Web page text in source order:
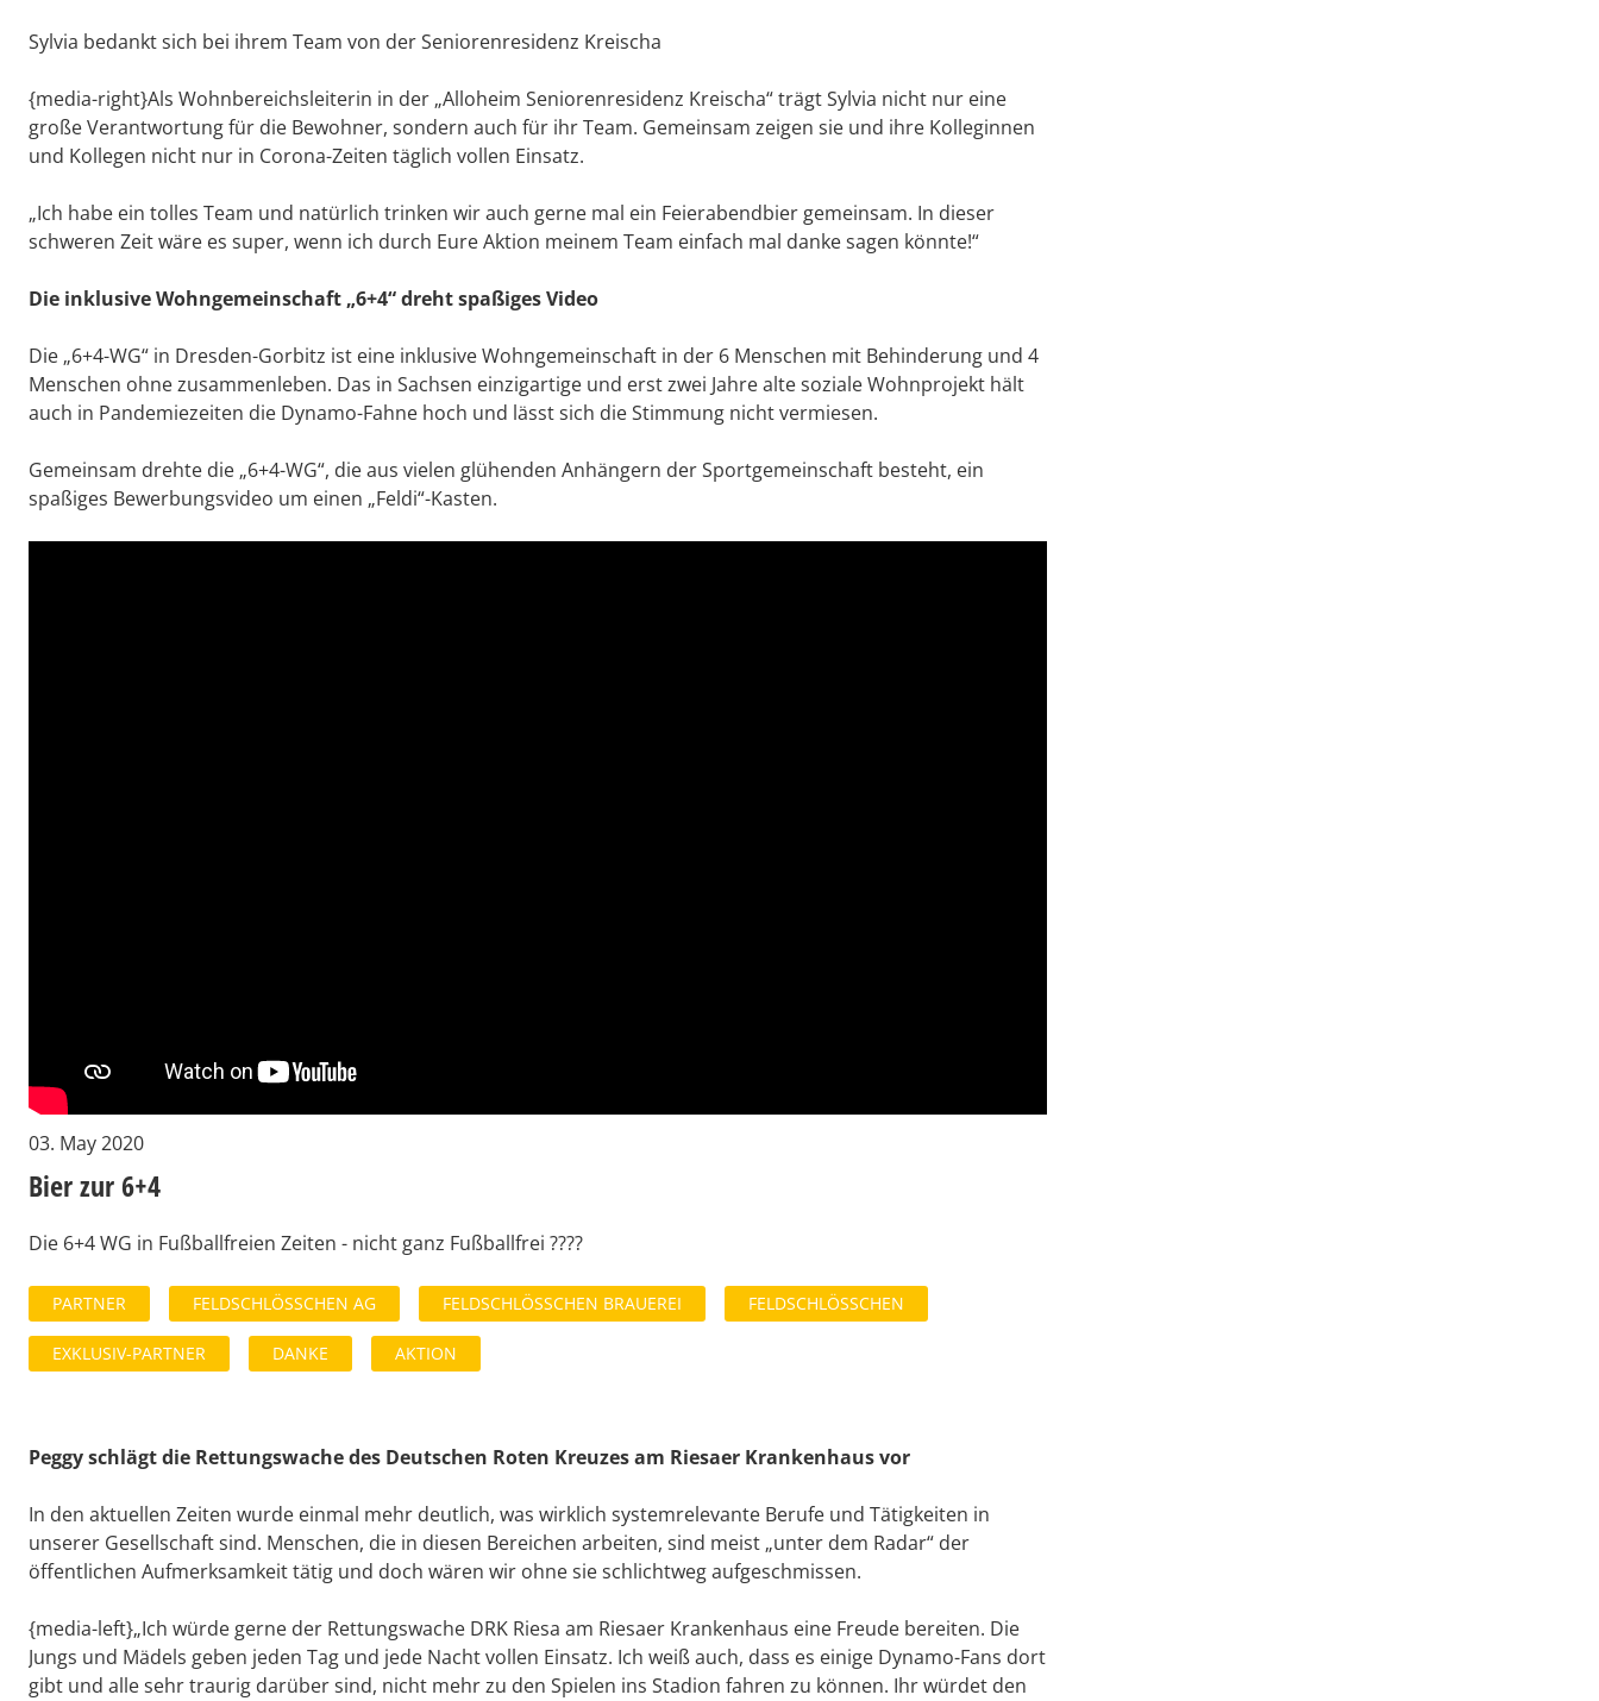
Sylvia bedankt sich bei ihrem Team von der Seniorenresidenz Kreischa
{media-right}Als Wohnbereichsleiterin in der „Alloheim Seniorenresidenz Kreischa“ trägt Sylvia nicht nur eine
große Verantwortung für die Bewohner, sondern auch für ihr Team. Gemeinsam zeigen sie und ihre Kolleginnen
und Kollegen nicht nur in Corona-Zeiten täglich vollen Einsatz.
„Ich habe ein tolles Team und natürlich trinken wir auch gerne mal ein Feierabendbier gemeinsam. In dieser
schweren Zeit wäre es super, wenn ich durch Eure Aktion meinem Team einfach mal danke sagen könnte!“
Die inklusive Wohngemeinschaft „6+4“ dreht spaßiges Video
Die „6+4-WG“ in Dresden-Gorbitz ist eine inklusive Wohngemeinschaft in der 6 Menschen mit Behinderung und 4
Menschen ohne zusammenleben. Das in Sachsen einzigartige und erst zwei Jahre alte soziale Wohnprojekt hält
auch in Pandemiezeiten die Dynamo-Fahne hoch und lässt sich die Stimmung nicht vermiesen.
Gemeinsam drehte die „6+4-WG“, die aus vielen glühenden Anhängern der Sportgemeinschaft besteht, ein
spaßiges Bewerbungsvideo um einen „Feldi“-Kasten.
03. May 2020
Bier zur 6+4
Die 6+4 WG in Fußballfreien Zeiten - nicht ganz Fußballfrei ????
PARTNER FELDSCHLÖSSCHEN AG FELDSCHLÖSSCHEN BRAUEREI FELDSCHLÖSSCHEN
EXKLUSIV-PARTNER DANKE AKTION
Peggy schlägt die Rettungswache des Deutschen Roten Kreuzes am Riesaer Krankenhaus vor
In den aktuellen Zeiten wurde einmal mehr deutlich, was wirklich systemrelevante Berufe und Tätigkeiten in
unserer Gesellschaft sind. Menschen, die in diesen Bereichen arbeiten, sind meist „unter dem Radar“ der
öffentlichen Aufmerksamkeit tätig und doch wären wir ohne sie schlichtweg aufgeschmissen.
{media-left}„Ich würde gerne der Rettungswache DRK Riesa am Riesaer Krankenhaus eine Freude bereiten. Die
Jungs und Mädels geben jeden Tag und jede Nacht vollen Einsatz. Ich weiß auch, dass es einige Dynamo-Fans dort
gibt und alle sehr traurig darüber sind, nicht mehr zu den Spielen ins Stadion fahren zu können. Ihr würdet den